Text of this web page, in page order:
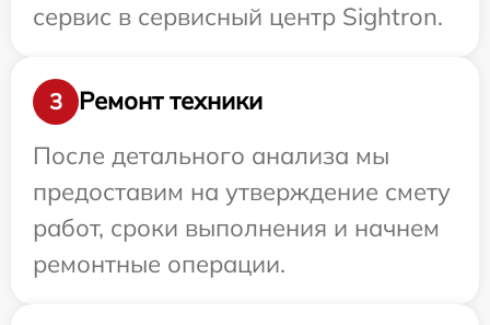
сервис в сервисный центр Sightron.
3
Ремонт техники
После детального анализа мы
предоставим на утверждение смету
работ, сроки выполнения и начнем
ремонтные операции.